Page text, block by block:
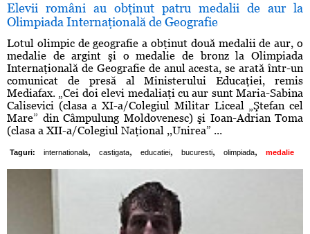
Elevii români au obţinut patru medalii de aur la
Olimpiada Internaţională de Geografie
Lotul olimpic de geografie a obţinut două medalii de aur, o
medalie de argint şi o medalie de bronz la Olimpiada
Internaţională de Geografie de anul acesta, se arată într-un
comunicat de presă al Ministerului Educaţiei, remis
Mediafax. „Cei doi elevi medaliaţi cu aur sunt Maria-Sabina
Calisevici (clasa a XI-a/Colegiul Militar Liceal „Ştefan cel
Mare” din Câmpulung Moldovenesc) şi Ioan-Adrian Toma
(clasa a XII-a/Colegiul Naţional ,,Unirea” ...
Taguri: internationala, castigata, educatiei, bucuresti, olimpiada, medalie